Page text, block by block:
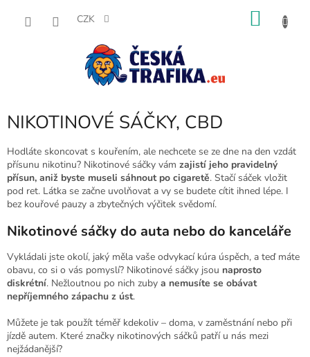
CZK
NIKOTINOVÉ SÁČKY, CBD
Hodláte skoncovat s kouřením, ale nechcete se ze dne na den vzdát
přísunu nikotinu? Nikotinové sáčky vám zajistí jeho pravidelný
přísun, aniž byste museli sáhnout po cigaretě. Stačí sáček vložit
pod ret. Látka se začne uvolňovat a vy se budete cítit ihned lépe. I
bez kouřové pauzy a zbytečných výčitek svědomí.
Nikotinové sáčky do auta nebo do kanceláře
Vykládali jste okolí, jaký měla vaše odvykací kúra úspěch, a teď máte
obavu, co si o vás pomyslí? Nikotinové sáčky jsou naprosto
diskrétní. Nežloutnou po nich zuby a nemusíte se obávat
nepříjemného zápachu z úst.
Můžete je tak použít téměř kdekoliv – doma, v zaměstnání nebo při
jízdě autem. Které značky nikotinových sáčků patří u nás mezi
nejžádanější?